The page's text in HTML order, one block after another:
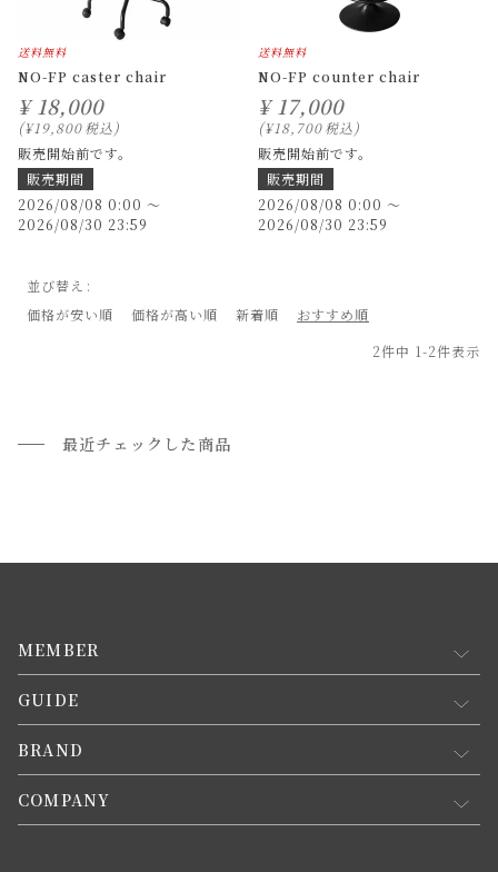
送料無料
NO-FP caster chair
¥ 18,000
¥19,800税込
販売開始前です。
販売期間
2026/08/08 0:00 〜
2026/08/30 23:59
送料無料
NO-FP counter chair
¥ 17,000
¥18,700税込
販売開始前です。
販売期間
2026/08/08 0:00 〜
2026/08/30 23:59
並び替え
価格が安い順
価格が高い順 新着順
おすすめ順
2件中 1-2件表示
最近チェックした商品
MEMBER
マイページ
新規会員登録
会員規約について
GUIDE
お買い物ガイド
会員登録について
BRAND
コンセプト
COMPANY